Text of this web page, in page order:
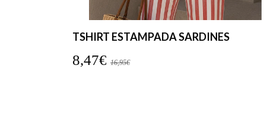
TSHIRT ESTAMPADA SARDINES
8,47€ 16,95€